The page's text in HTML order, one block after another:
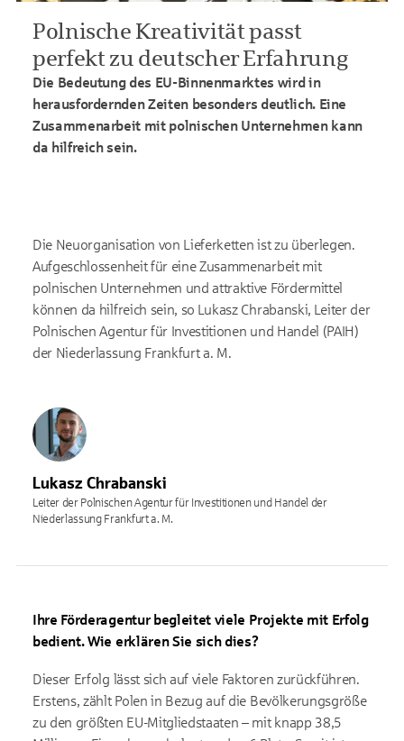
Polnische Kreativität passt
perfekt zu deutscher Erfahrung
Die Bedeutung des EU-Binnenmarktes wird in
herausfordernden Zeiten besonders deutlich. Eine
Zusammenarbeit mit polnischen Unternehmen kann
da hilfreich sein.
Die Neuorganisation von Lieferketten ist zu überlegen.
Aufgeschlossenheit für eine Zusammenarbeit mit
polnischen Unternehmen und attraktive Fördermittel
können da hilfreich sein, so Lukasz Chrabanski, Leiter der
Polnischen Agentur für Investitionen und Handel (PAIH)
der Niederlassung Frankfurt a. M.
Lukasz Chrabanski
Leiter der Polnischen Agentur für Investitionen und Handel der
Niederlassung Frankfurt a. M.
Ihre Förderagentur begleitet viele Projekte mit Erfolg
bedient. Wie erklären Sie sich dies?
Dieser Erfolg lässt sich auf viele Faktoren zurückführen.
Erstens, zählt Polen in Bezug auf die Bevölkerungsgröße
zu den größten EU-Mitgliedstaaten – mit knapp 38,5